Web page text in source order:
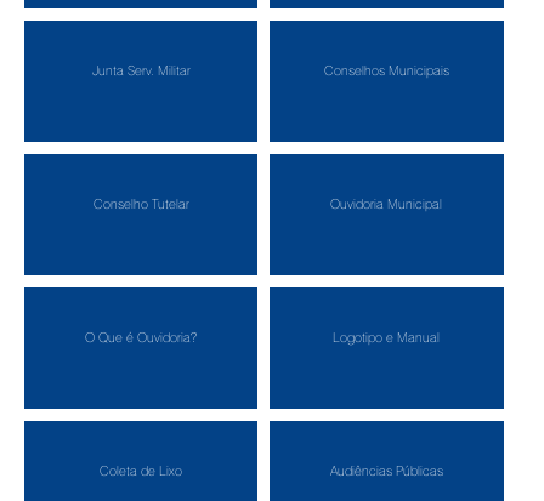
Junta Serv. Militar Conselhos Municipais
Conselho Tutelar Ouvidoria Municipal
O Que é Ouvidoria? Logotipo e Manual
Coleta de Lixo Audiências Públicas